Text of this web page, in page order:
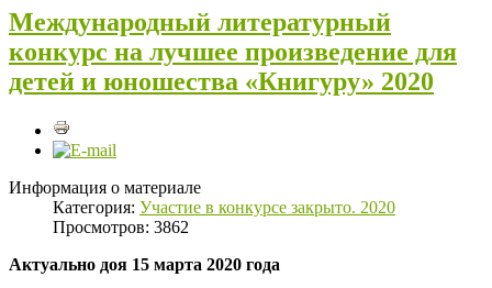
Международный литературный
конкурс на лучшее произведение для
детей и юношества «Книгуру» 2020
Информация о материале
Категория: Участие в конкурсе закрыто. 2020
Просмотров: 3862
Актуально доя 15 марта 2020 года